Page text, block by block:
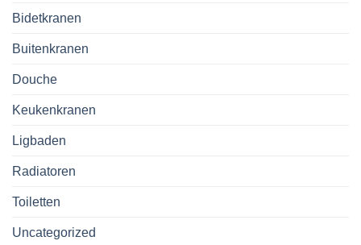
Bidetkranen
Buitenkranen
Douche
Keukenkranen
Ligbaden
Radiatoren
Toiletten
Uncategorized